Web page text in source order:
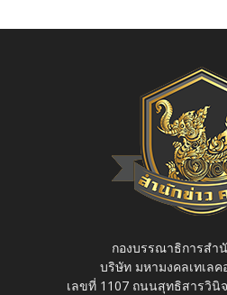
กองบรรณาธิการสำ
บริษัท มหามงคลเทเลค
เลขที่ 1107 ถนนสุทธิสารวินิ